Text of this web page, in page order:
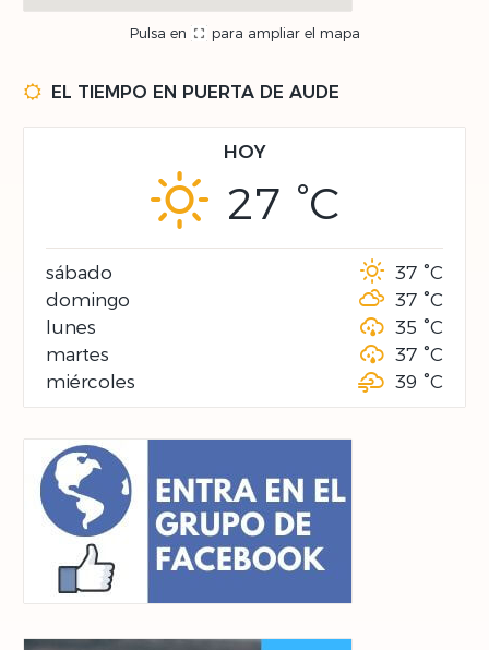
Pulsa en para ampliar el mapa
EL TIEMPO EN PUERTA DE AUDE
27 °C
sábado 37 °C
domingo
37 °C
lunes
35 °C
martes
37 °C
miércoles
39 °C